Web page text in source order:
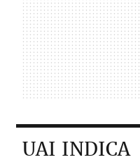
UAI INDICA